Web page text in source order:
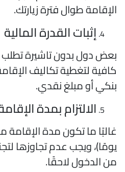
طوال فترة زيارتك.
إثبات القدرة المالية
دول بدون تاشيرة تطلب
لتغطية تكاليف
أو مبلغ نقدي.
الالتزام بمدة الإقامة
ويجب عدم تجاوزها
الدخول لاحقًا.